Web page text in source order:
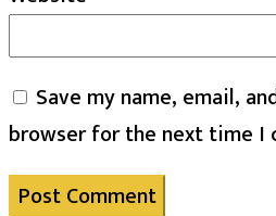
Save my name, email,
browser for the next time I